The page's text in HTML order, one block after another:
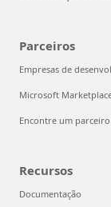
Parceiros
Empresas de
Microsoft
Encontre um parceiro
Recursos
Documentação